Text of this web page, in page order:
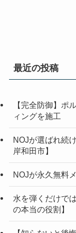
最近の投稿
【完全防御】ポ
ィングを施工
NOJが選ばれ続
岸和田市】
NOJが永久無料
水を弾くだけで
の本当の役割】